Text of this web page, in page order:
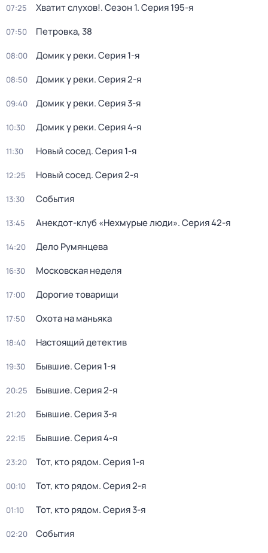
07:25 Хватит слухов!. Сезон 1. Серия 195-я
07:50 Петровка, 38
08:00 Домик у реки. Серия 1-я
08:50 Домик у реки. Серия 2-я
09:40 Домик у реки. Серия 3-я
10:30 Домик у реки. Серия 4-я
11:30 Новый сосед. Серия 1-я
12:25 Новый сосед. Серия 2-я
13:30 События
13:45 Анекдот-клуб «Нехмурые люди». Серия 42-я
14:20 Дело Румянцева
16:30 Московская неделя
17:00 Дорогие товарищи
17:50 Охота на маньяка
18:40 Настоящий детектив
19:30 Бывшие. Серия 1-я
20:25 Бывшие. Серия 2-я
21:20 Бывшие. Серия 3-я
22:15 Бывшие. Серия 4-я
23:20 Тот, кто рядом. Серия 1-я
00:10 Тот, кто рядом. Серия 2-я
01:10 Тот, кто рядом. Серия 3-я
02:20 События